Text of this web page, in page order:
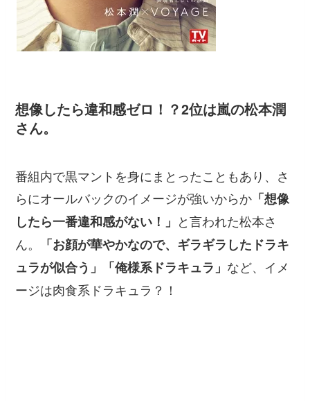
想像したら違和感ゼロ！？2位は嵐の松本潤
さん。
番組内で黒マントを身にまとったこともあり、さ
らにオールバックのイメージが強いからか 「想像
したら一番違和感がない！」 と言われた松本さ
ん。
「お顔が華やかなので、ギラギラしたドラキ
ュラが似合う」「俺様系ドラキュラ」 など、イメ
ージは肉食系ドラキュラ？！